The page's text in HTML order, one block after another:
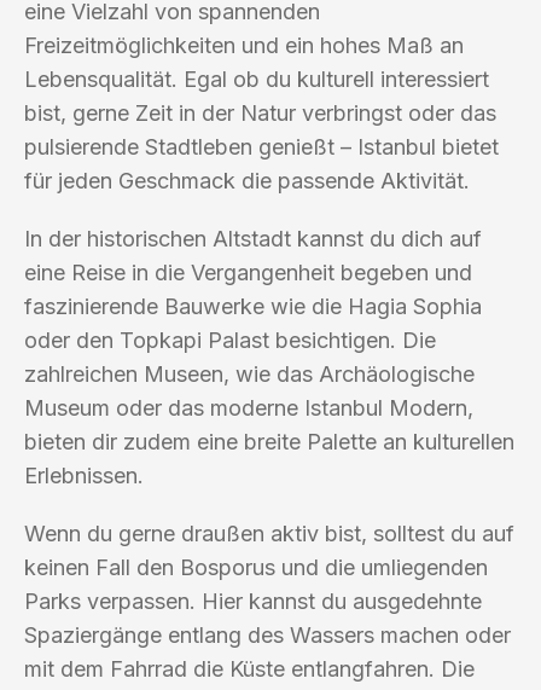
eine Vielzahl von spannenden
Freizeitmöglichkeiten und ein hohes Maß an
Lebensqualität. Egal ob du kulturell interessiert
bist, gerne Zeit in der Natur verbringst oder das
pulsierende Stadtleben genießt – Istanbul bietet
für jeden Geschmack die passende Aktivität.
In der historischen Altstadt kannst du dich auf
eine Reise in die Vergangenheit begeben und
faszinierende Bauwerke wie die Hagia Sophia
oder den Topkapi Palast besichtigen. Die
zahlreichen Museen, wie das Archäologische
Museum oder das moderne Istanbul Modern,
bieten dir zudem eine breite Palette an kulturellen
Erlebnissen.
Wenn du gerne draußen aktiv bist, solltest du auf
keinen Fall den Bosporus und die umliegenden
Parks verpassen. Hier kannst du ausgedehnte
Spaziergänge entlang des Wassers machen oder
mit dem Fahrrad die Küste entlangfahren. Die